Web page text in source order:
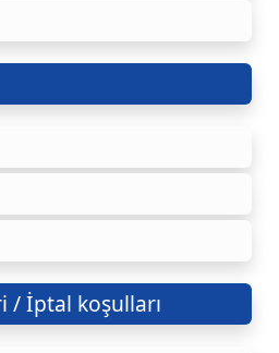
/ İptal koşulları